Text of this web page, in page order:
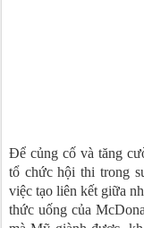
Để củng cố và tăng
tổ chức hội thi trong
việc tạo liên kết giữa
thức uống của